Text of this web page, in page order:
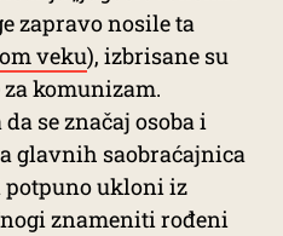
zapravo nosile ta
veku), izbrisane su
komunizam.
se značaj osoba i
glavnih saobraćajnica
potpuno ukloni iz
znameniti rođeni